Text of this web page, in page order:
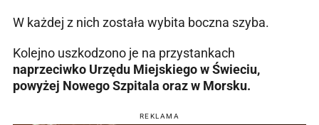
W każdej z nich została wybita boczna szyba.
Kolejno uszkodzono je na przystankach
naprzeciwko Urzędu Miejskiego w Świeciu,
powyżej Nowego Szpitala oraz w Morsku.
REKLAMA